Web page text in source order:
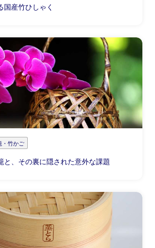
産竹ひしゃく
・竹かご
と、その裏に隠された意外な課題